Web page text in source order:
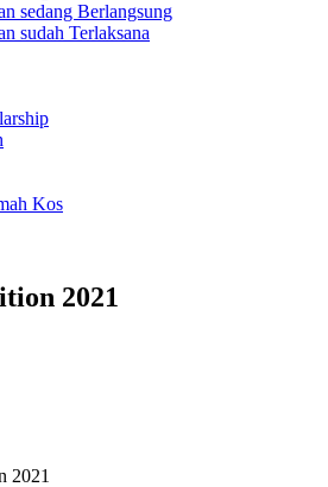
sedang Berlangsung
sudah Terlaksana
Kos
2021
2021